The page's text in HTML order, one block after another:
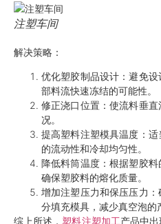
注塑车间
解决策略：
优化塑胶制品设计：避免
部料流快速冻结的可能性。
修正浇口位置：使流料垂
况。
提高塑料注塑模具温度：
的流动性和冷却均匀性。
降低料筒温度：根据塑胶
确保塑胶料的熔化质量。
增加注塑压力和保压压力
分填充模具，减少真空泡的
综上所述， 塑料注塑加工产品中